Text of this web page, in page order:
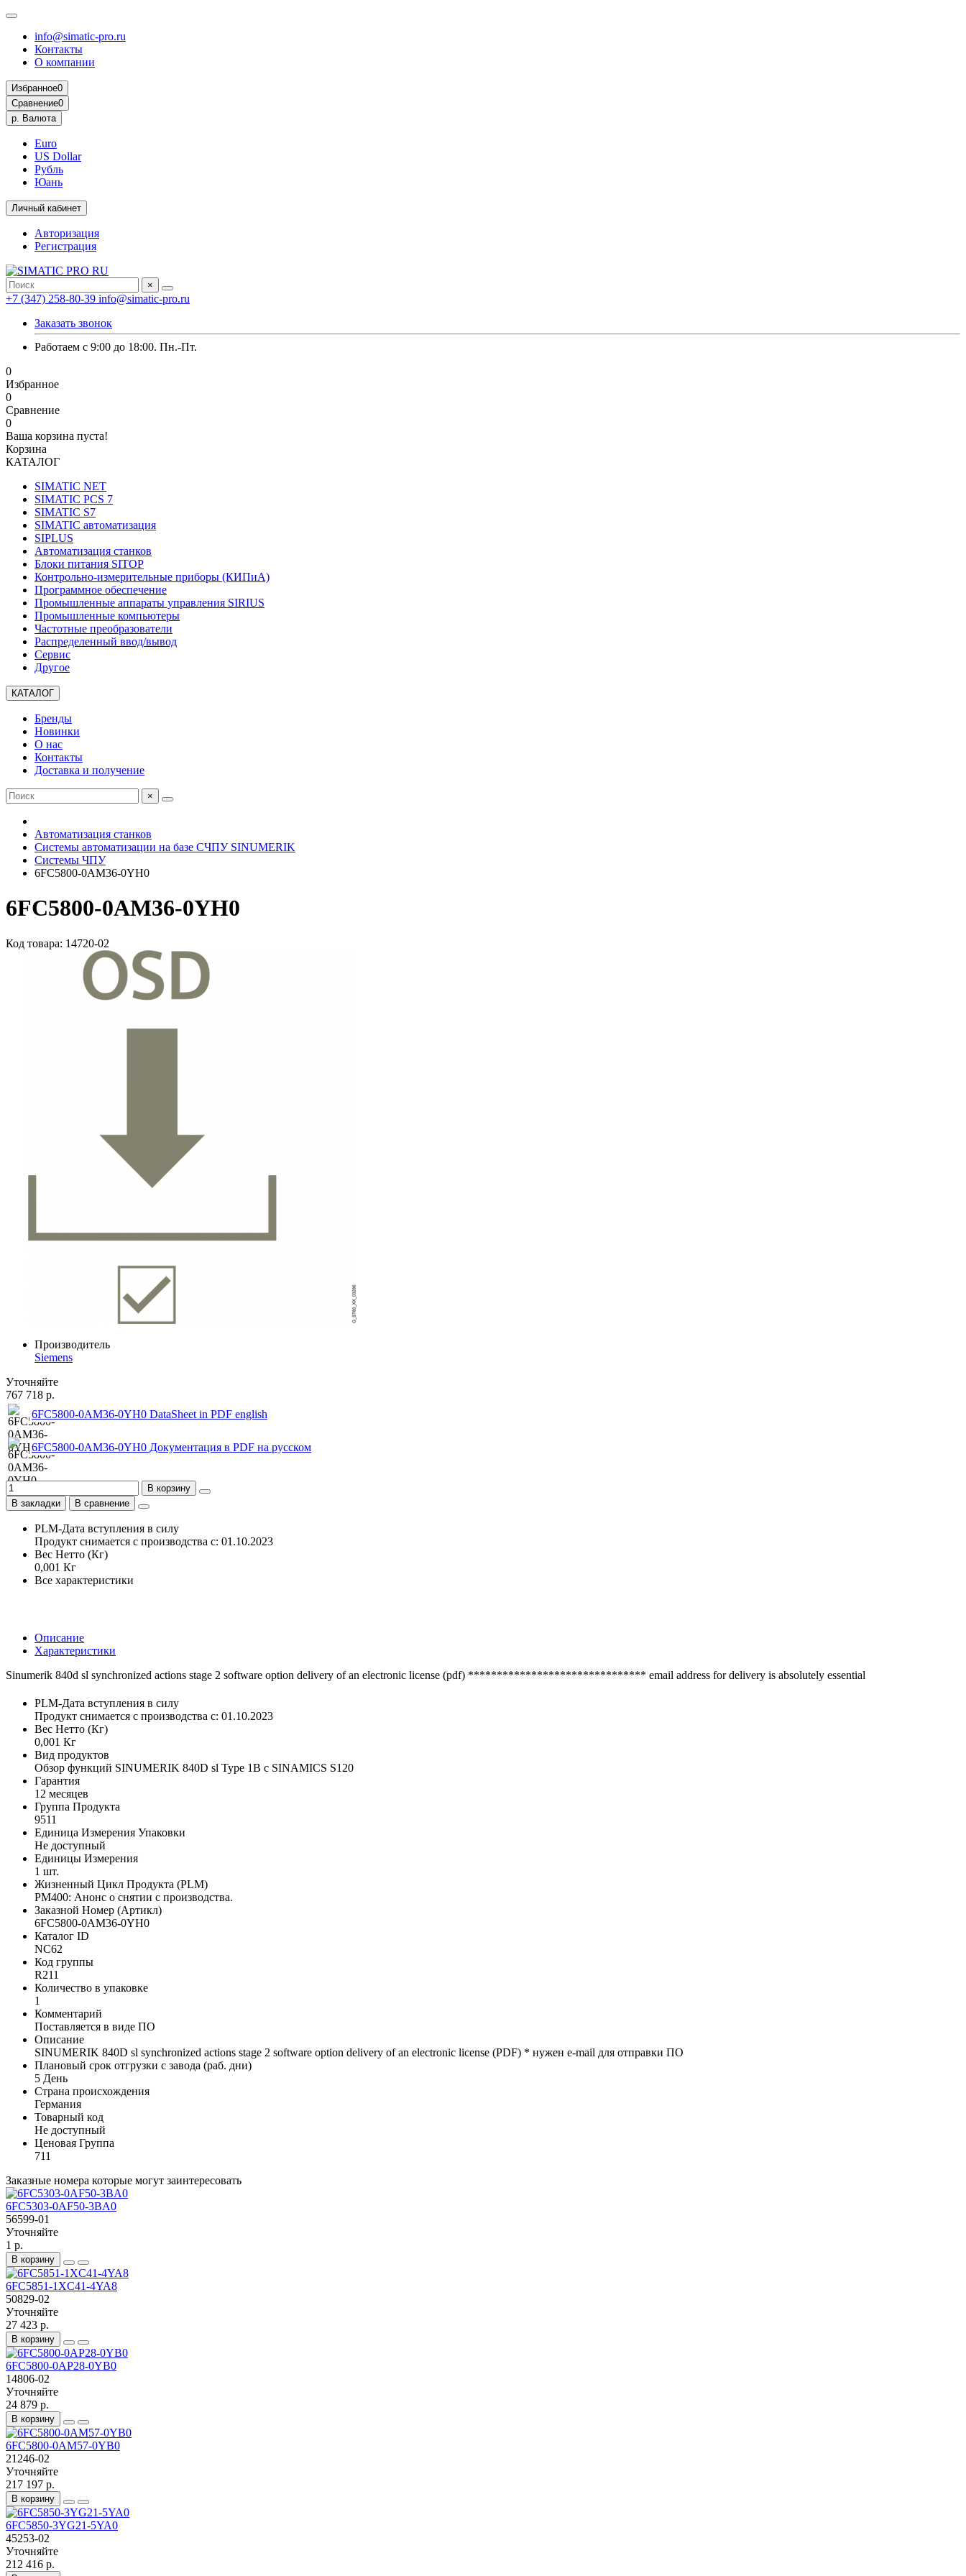
info@simatic-pro.ru
Контакты
О компании
Избранное0
Сравнение0
р. Валюта
Euro
US Dollar
Рубль
Юань
Личный кабинет
Авторизация
Регистрация
×
+7 (347) 258-80-39 info@simatic-pro.ru
Заказать звонок
Работаем с 9:00 до 18:00. Пн.-Пт.
0
Избранное
0
Сравнение
0
Ваша корзина пуста!
Корзина
КАТАЛОГ
SIMATIC NET
SIMATIC PCS 7
SIMATIC S7
SIMATIC автоматизация
SIPLUS
Автоматизация станков
Блоки питания SITOP
Контрольно-измерительные приборы (КИПиА)
Программное обеспечение
Промышленные аппараты управления SIRIUS
Промышленные компьютеры
Частотные преобразователи
Распределенный ввод/вывод
Сервис
Другое
КАТАЛОГ
Бренды
Новинки
О нас
Контакты
Доставка и получение
×
Автоматизация станков
Системы автоматизации на базе СЧПУ SINUMERIK
Системы ЧПУ
6FC5800-0AM36-0YH0
6FC5800-0AM36-0YH0
Код товара: 14720-02
Производитель
Siemens
Уточняйте
767 718 р.
6FC5800-0AM36-0YH0 DataSheet in PDF english
6FC5800-0AM36-0YH0 Документация в PDF на русском
В корзину
В закладки
В сравнение
PLM-Дата вступления в силу
Продукт снимается с производства с: 01.10.2023
Вес Нетто (Кг)
0,001 Кг
Все характеристики
Описание
Характеристики
Sinumerik 840d sl synchronized actions stage 2 software option delivery of an electronic license (pdf) ******************************* email address for delivery is absolutely essential
PLM-Дата вступления в силу
Продукт снимается с производства с: 01.10.2023
Вес Нетто (Кг)
0,001 Кг
Вид продуктов
Обзор функций SINUMERIK 840D sl Type 1B с SINAMICS S120
Гарантия
12 месяцев
Группа Продукта
9511
Единица Измерения Упаковки
Не доступный
Единицы Измерения
1 шт.
Жизненный Цикл Продукта (PLM)
PM400: Анонс о снятии с производства.
Заказной Номер (Артикл)
6FC5800-0AM36-0YH0
Каталог ID
NC62
Код группы
R211
Количество в упаковке
1
Комментарий
Поставляется в виде ПО
Описание
SINUMERIK 840D sl synchronized actions stage 2 software option delivery of an electronic license (PDF) * нужен e-mail для отправки ПО
Плановый срок отгрузки с завода (раб. дни)
5 День
Страна происхождения
Германия
Товарный код
Не доступный
Ценовая Группа
711
Заказные номера которые могут заинтересовать
6FC5303-0AF50-3BA0
56599-01
Уточняйте
1 р.
В корзину
6FC5851-1XC41-4YA8
50829-02
Уточняйте
27 423 р.
В корзину
6FC5800-0AP28-0YB0
14806-02
Уточняйте
24 879 р.
В корзину
6FC5800-0AM57-0YB0
21246-02
Уточняйте
217 197 р.
В корзину
6FC5850-3YG21-5YA0
45253-02
Уточняйте
212 416 р.